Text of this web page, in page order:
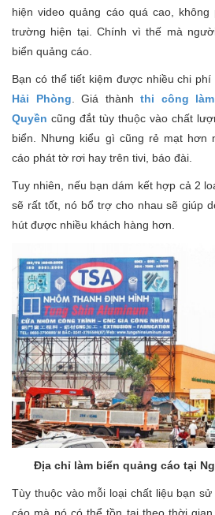
hiện video quảng cáo quá cao,
trường hiện tại. Chính vì thế mà
biển quảng cáo.
Bạn có thể tiết kiệm được nhiều chi phí
Hải Phòng . Giá thành thi công
Quyền cũng đắt tùy thuộc vào chất
biển. Nhưng kiểu gì cũng rẻ mạt hơn
cáo phát tờ rơi hay trên tivi, báo đài.
Tuy nhiên, nếu bạn dám kết hợp cả 2
sẽ rất tốt, nó bổ trợ cho nhau sẽ giúp
hút được nhiều khách hàng hơn.
Địa chỉ làm biển quảng cáo tại
Tùy thuộc vào mỗi loại chất liệu bạn
cáo mà nó có thể tồn tại theo thời